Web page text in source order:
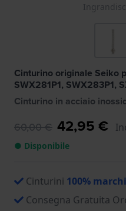
Cinturino originale Seiko
SWX281P1, SWX283P1,
Cinturino in acciaio
60,00 € 42,95 €
● Disponibile
Cinturini 100%
Consegna Gratuita